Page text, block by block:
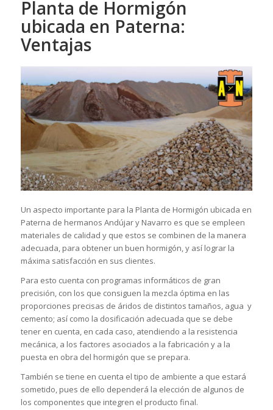
Planta de Hormigón
ubicada en Paterna:
Ventajas
Un aspecto importante para la Planta de Hormigón ubicada en
Paterna de hermanos Andújar y Navarro es que se empleen
materiales de calidad y que estos se combinen de la manera
adecuada, para obtener un buen hormigón, y así lograr la
máxima satisfacción en sus clientes.
Para esto cuenta con programas informáticos de gran
precisión, con los que consiguen la mezcla óptima en las
proporciones precisas de áridos de distintos tamaños, agua y
cemento; así como la dosificación adecuada que se debe
tener en cuenta, en cada caso, atendiendo a la resistencia
mecánica, a los factores asociados a la fabricación y a la
puesta en obra del hormigón que se prepara.
También se tiene en cuenta el tipo de ambiente a que estará
sometido, pues de ello dependerá la elección de algunos de
los componentes que integren el producto final.